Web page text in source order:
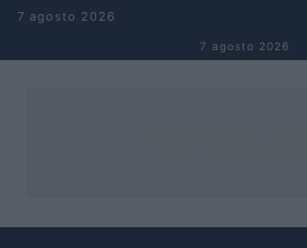
Pular para o conteúdo
7 agosto 2026
7 agosto 2026